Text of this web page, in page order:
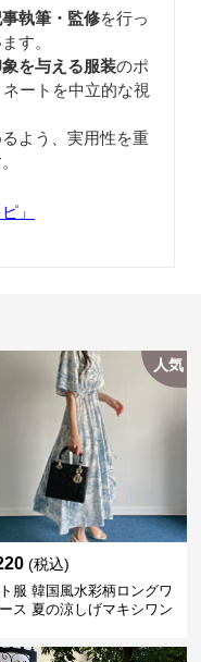
執筆・監修を行っ
す。
を与える服装のポ
ートを中立的な視
よう、実用性を重
」
人気
(税込)
服 韓国風水彩柄ロングワ
ス 夏の涼しげマキシワン